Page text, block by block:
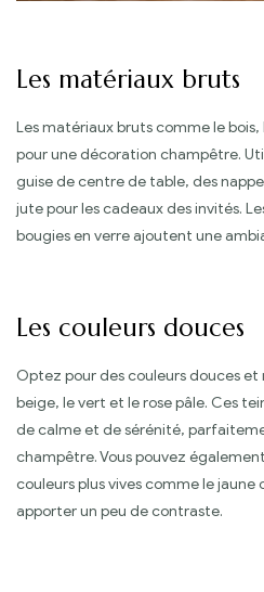
Les matériaux bruts
Les matériaux bruts comme le
pour une décoration champêtre.
guise de centre de table, des
jute pour les cadeaux des invités.
bougies en verre ajoutent une
Les couleurs douces
Optez pour des couleurs douces
beige, le vert et le rose pâle. Ces
de calme et de sérénité,
champêtre. Vous pouvez
couleurs plus vives comme le jaune
apporter un peu de contraste.